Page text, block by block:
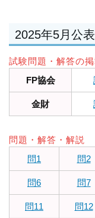
2025年5月公
試験問題・解答の
FP協会
金財
問題・解答・解説
問1
問2
問6 問7
問11 問12